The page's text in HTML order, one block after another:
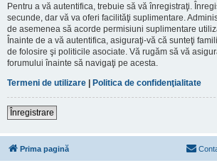
Pentru a vă autentifica, trebuie să vă înregistraţi.
secunde, dar vă va oferi facilităţi suplimentare.
de asemenea să acorde permisiuni suplimentare
Înainte de a vă autentifica, asiguraţi-vă că sunteţi
de folosire şi politicile asociate. Vă rugăm să vă
forumului înainte să navigaţi pe acesta.
Termeni de utilizare | Politica de confidenţialitate
Înregistrare
Prima pagină